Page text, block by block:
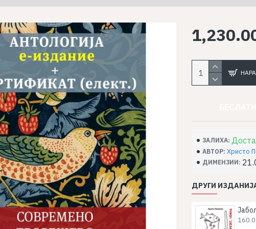
ЗАЛИХА:
АВТОР: Христо
ДИМЕНЗИИ:
ДРУГИ